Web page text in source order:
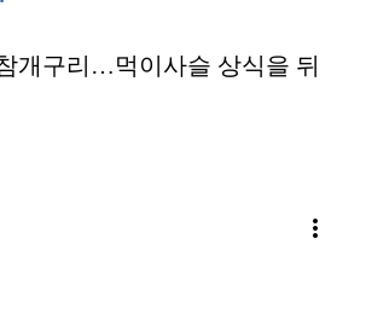
개구리…먹이사슬 상식을 뒤
more_vert